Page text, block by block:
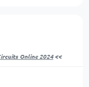
Online 2024<<